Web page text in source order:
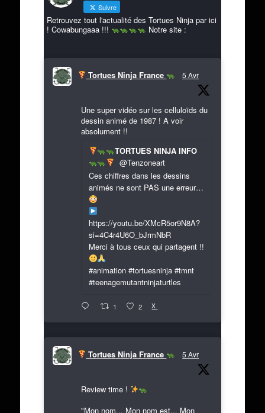
Suivre
Retrouvez tout l'actualité des Tortues Ninja par ici
! Cowabungaaa !!!
Notre site :
Tortues Ninja France 5 Avr
Une super vidéo sur les celluloïds du
dessin animé de 1987 ! A voir
absolument !!
TORTUES NINJA INFO
@Tenzoneart
Ces chiffres dans les dessins
animés ne sont PAS une erreur…
https://youtu.be/XMcR5or9N8A?
si=4C4r4U6O_bJrmNbR
Merci à tous ceux qui partagent !!
#animation #tortuesninja #tmnt
#teenagemutantninjaturtles
1 2 X
Tortues Ninja France 5 Avr
Review time !
"Mon nom... Mon nom est... Mon